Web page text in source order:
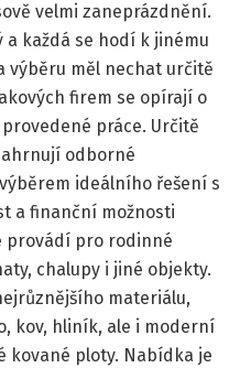
velmi zaneprázdnění.
a každá se hodí k jinému
výběru měl nechat určitě
firem se opírají o
práce. Určitě
odborné
ideálního řešení s
a finanční možnosti
provádí pro rodinné
chalupy i jiné objekty.
materiálu,
kov, hliník, ale i moderní
kované ploty. Nabídka je